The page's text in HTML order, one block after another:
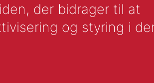
der bidrager til at
og styring i